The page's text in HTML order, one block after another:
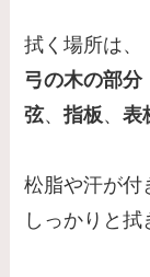
拭く場所は、
弓の木の部分
弦、指板、表
松脂や汗が付
しっかりと拭